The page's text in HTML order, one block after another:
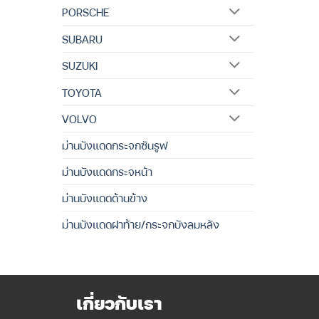
PORSCHE
SUBARU
SUZUKI
TOYOTA
VOLVO
ม่านบังแดดกระจกซันรูฟ
ม่านบังแดดกระจหน้า
ม่านบังแดดด้านข้าง
ม่านบังแดดฝาท้าย/กระจกบังลมหลัง
เกี่ยวกับเรา